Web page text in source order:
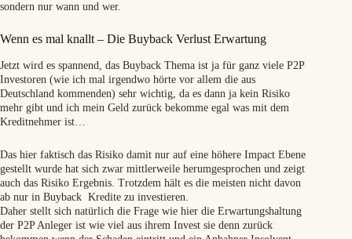
sondern nur wann und wer.
Wenn es mal knallt – Die Buyback Verlust Erwartung
Jetzt wird es spannend, das Buyback Thema ist ja für ganz viele P2P
Investoren (wie ich mal irgendwo hörte vor allem die aus
Deutschland kommenden) sehr wichtig, da es dann ja kein Risiko
mehr gibt und ich mein Geld zurück bekomme egal was mit dem
Kreditnehmer ist…
Das hier faktisch das Risiko damit nur auf eine höhere Impact Ebene
gestellt wurde hat sich zwar mittlerweile herumgesprochen und zeigt
auch das Risiko Ergebnis. Trotzdem hält es die meisten nicht davon
ab nur in Buyback Kredite zu investieren.
Daher stellt sich natürlich die Frage wie hier die Erwartungshaltung
der P2P Anleger ist wie viel aus ihrem Invest sie denn zurück